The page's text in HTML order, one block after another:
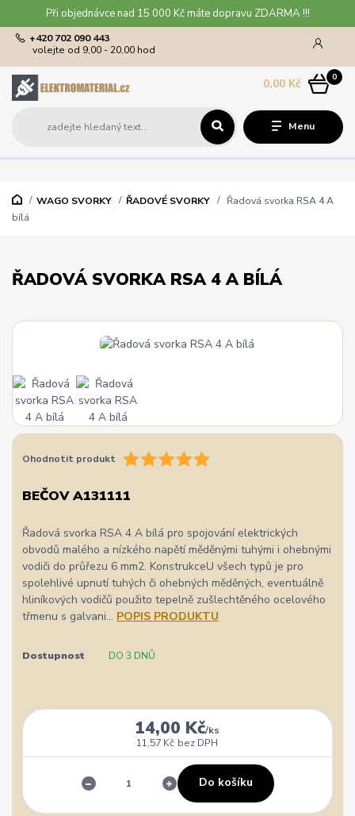
Při objednávce nad 15 000 Kč máte dopravu ZDARMA !!!
Menu
+420 702 090 443
volejte od 9,00 - 20,00 hod
0
0,00 Kč
WAGO SVORKY ŘADOVÉ SVORKY
Řadová svorka RSA 4 A
bílá
ŘADOVÁ SVORKA RSA 4 A BÍLÁ
Ohodnotit produkt
BEČOV A131111
Řadová svorka RSA 4 A bílá pro spojování elektrických
obvodů malého a nízkého napětí měděnými tuhými i ohebnými
vodiči do průřezu 6 mm2. KonstrukceU všech typů je pro
spolehlivé upnutí tuhých či ohebných měděných, eventuálně
hliníkových vodičů použito tepelně zušlechtěného ocelového
třmenu s galvani... POPIS PRODUKTU
Dostupnost DO 3 DNŮ
14,00 Kč/ks
11,57 Kč bez DPH
Do košíku